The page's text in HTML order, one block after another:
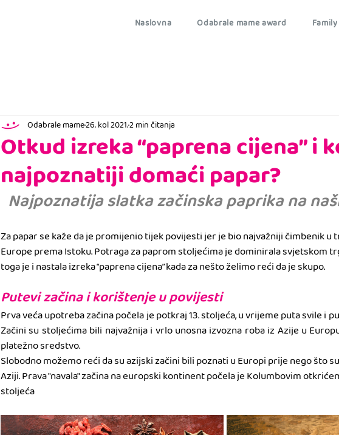
Naslovna Odabrale mame award
Otkud izreka “paprena cijena” i
najpoznatiji domaći papar?
Odabrale mame26. kol 2021.2 min čitanja
Najpoznatija slatka začinska paprika na
Za papar se kaže da je promijenio tijek povijesti jer je bio najvažniji čimbenik
Europe prema Istoku. Potraga za paprom stoljećima je dominirala svjetskom
toga je i nastala izreka “paprena cijena” kada za nešto želimo reći da je skupo.
Putevi začina i korištenje u povijesti
Prva veća upotreba začina počela je potkraj 13. stoljeća, u vrijeme puta svile i
Začini su stoljećima bili najvažnija i vrlo unosna izvozna roba iz Azije u
platežno sredstvo.
Slobodno možemo reći da su azijski začini bili poznati u Europi prije nego što
Aziji. Prava "navala" začina na europski kontinent počela je Kolumbovim
stoljeća